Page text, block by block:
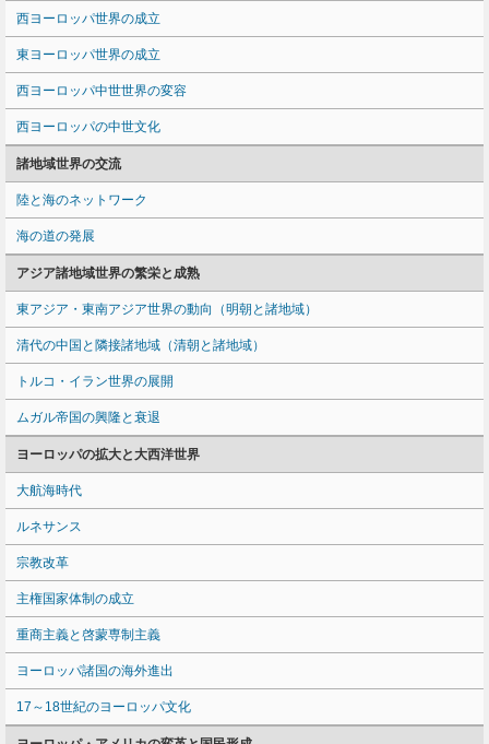
西ヨーロッパ世界の成立
東ヨーロッパ世界の成立
西ヨーロッパ中世世界の変容
西ヨーロッパの中世文化
諸地域世界の交流
陸と海のネットワーク
海の道の発展
アジア諸地域世界の繁栄と成熟
東アジア・東南アジア世界の動向（明朝と諸地域）
清代の中国と隣接諸地域（清朝と諸地域）
トルコ・イラン世界の展開
ムガル帝国の興隆と衰退
ヨーロッパの拡大と大西洋世界
大航海時代
ルネサンス
宗教改革
主権国家体制の成立
重商主義と啓蒙専制主義
ヨーロッパ諸国の海外進出
17～18世紀のヨーロッパ文化